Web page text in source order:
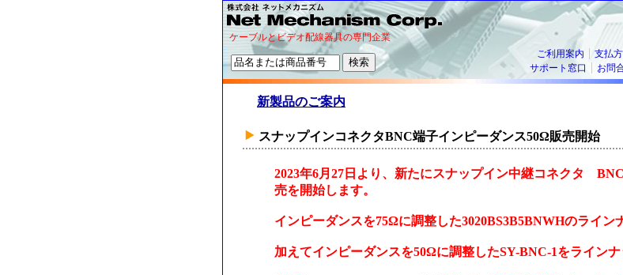
ケーブルとビデオ配線器具の専門企業
ご利用案内
支払
サポート窓口
お問
新製品のご案内
スナップインコネクタBNC端子インピーダンス50Ω販売開始
2023年6月27日より、新たにスナップイン中継コネクタ
売を開始します。
インピーダンスを75Ωに調整した3020BS3B5BNWHのライン
加えてインピーダンスを50Ωに調整したSY-BNC-1をラインナ